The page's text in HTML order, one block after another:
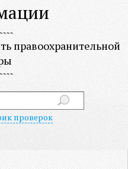
правоохранительной
проверок